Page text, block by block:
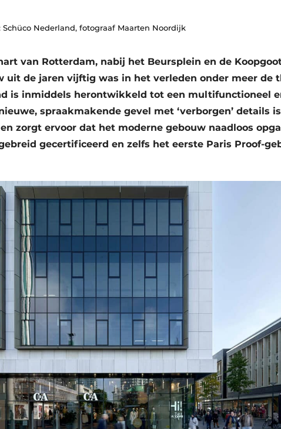
statement
Schüco Nederland, fotograaf Maarten Noordijk
van Rotterdam, nabij het Beursplein en de
uit de jaren vijftig was in het verleden onder meer de
is inmiddels herontwikkeld tot een multifunctioneel
spraakmakende gevel met ‘verborgen’ details
zorgt ervoor dat het moderne gebouw naadloos
gecertificeerd en zelfs het eerste Paris Proof-